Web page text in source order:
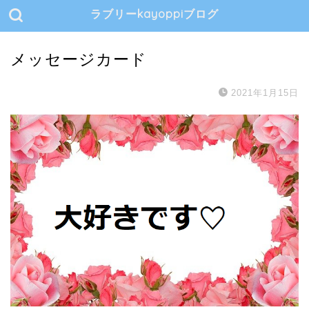
ラブリーkayoppiブログ
メッセージカード
2021年1月15日